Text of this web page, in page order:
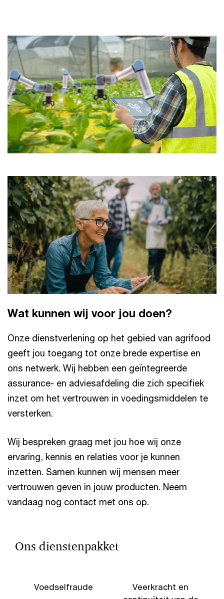
Wat kunnen wij voor jou doen?
Onze dienstverlening op het gebied van agrifood
geeft jou toegang tot onze brede expertise en
ons netwerk. Wij hebben een geïntegreerde
assurance- en adviesafdeling die zich specifiek
inzet om het vertrouwen in voedingsmiddelen te
versterken.
Wij bespreken graag met jou hoe wij onze
ervaring, kennis en relaties voor je kunnen
inzetten. Samen kunnen wij mensen meer
vertrouwen geven in jouw producten. Neem
vandaag nog contact met ons op.
Ons dienstenpakket
Voedselfraude
Veerkracht en